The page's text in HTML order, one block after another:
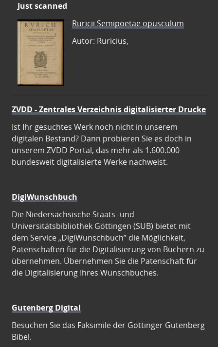
Just scanned
Ruricii Semipoetae opusculum
Autor: Ruricius,
ZVDD - Zentrales Verzeichnis digitalisierter Drucke
Ist Ihr gesuchtes Werk noch nicht in unserem
digitalen Bestand? Dann probieren Sie es doch in
unserem ZVDD Portal, das mehr als 1.600.000
bundesweit digitalisierte Werke nachweist.
DigiWunschbuch
Die Niedersächsische Staats- und
Universitätsbibliothek Göttingen (SUB) bietet mit
dem Service „DigiWunschbuch” die Möglichkeit,
Patenschaften für die Digitalisierung von Büchern zu
übernehmen. Übernehmen Sie die Patenschaft für
die Digitalisierung Ihres Wunschbuches.
Gutenberg Digital
Besuchen Sie das Faksimile der Göttinger Gutenberg
Bibel.